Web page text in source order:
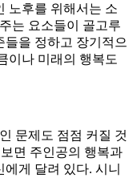
노후를 위해서는 소
는 요소들이 골고루
들을 정하고 장기적으
이나 미래의 행복도
문제도 점점 커질 것
면 주인공의 행복과
게 달려 있다. 시니